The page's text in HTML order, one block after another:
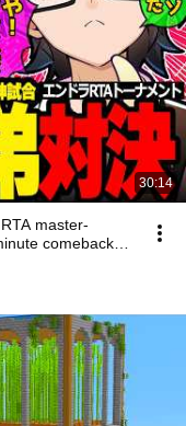
30:14
master-
comeback